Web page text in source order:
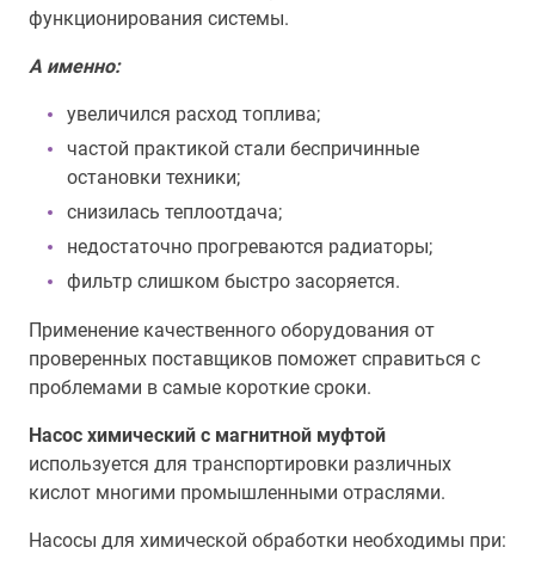
функционирования системы.
А именно:
увеличился расход топлива;
частой практикой стали беспричинные
остановки техники;
снизилась теплоотдача;
недостаточно прогреваются радиаторы;
фильтр слишком быстро засоряется.
Применение качественного оборудования от
проверенных поставщиков поможет справиться с
проблемами в самые короткие сроки.
Насос химический с магнитной муфтой
используется для транспортировки различных
кислот многими промышленными отраслями.
Насосы для химической обработки необходимы при: